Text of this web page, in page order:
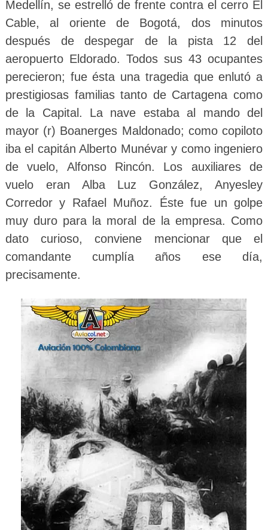
Medellín, se estrelló de frente contra el cerro El
Cable, al oriente de Bogotá, dos minutos
después de despegar de la pista 12 del
aeropuerto Eldorado. Todos sus 43 ocupantes
perecieron; fue ésta una tragedia que enlutó a
prestigiosas familias tanto de Cartagena como
de la Capital. La nave estaba al mando del
mayor (r) Boanerges Maldonado; como copiloto
iba el capitán Alberto Munévar y como ingeniero
de vuelo, Alfonso Rincón. Los auxiliares de
vuelo eran Alba Luz González, Anyesley
Corredor y Rafael Muñoz. Éste fue un golpe
muy duro para la moral de la empresa. Como
dato curioso, conviene mencionar que el
comandante cumplía años ese día,
precisamente.